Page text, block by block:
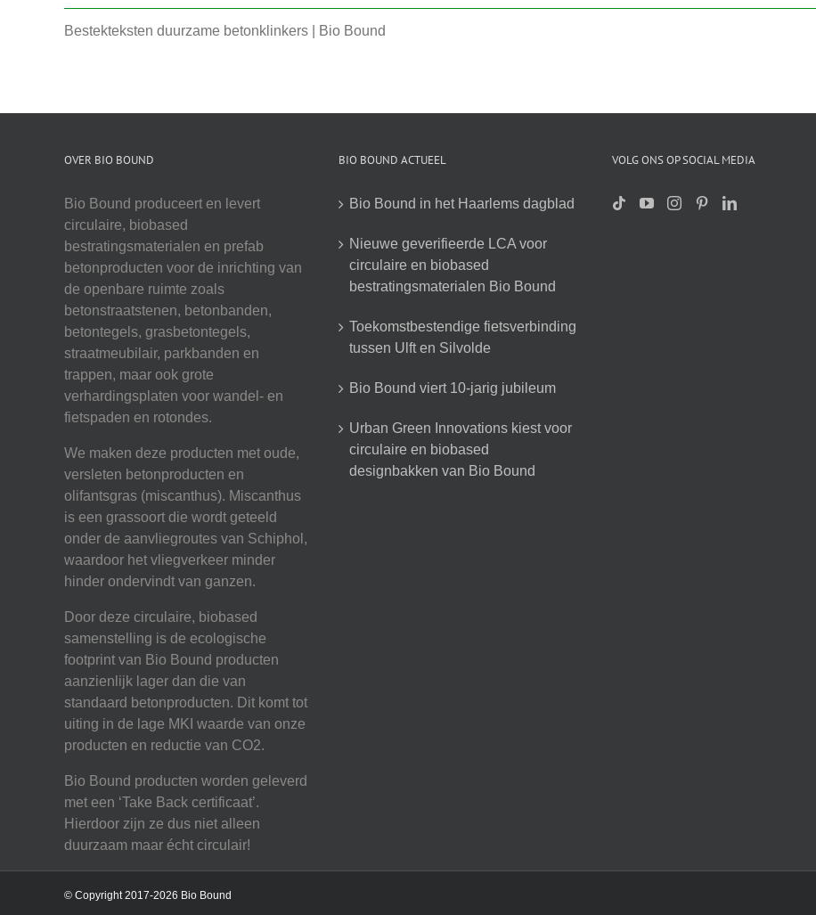
Bestekteksten duurzame betonklinkers | Bio Bound
OVER BIO BOUND
Bio Bound produceert en levert
circulaire, biobased
bestratingsmaterialen en prefab
betonproducten voor de inrichting van
de openbare ruimte zoals
betonstraatstenen, betonbanden,
betontegels, grasbetontegels,
straatmeubilair, parkbanden en
trappen, maar ook grote
verhardingsplaten voor wandel- en
fietspaden en rotondes.
We maken deze producten met oude,
versleten betonproducten en
olifantsgras (miscanthus). Miscanthus
is een grassoort die wordt geteeld
onder de aanvliegroutes van Schiphol,
waardoor het vliegverkeer minder
hinder ondervindt van ganzen.
Door deze circulaire, biobased
samenstelling is de ecologische
footprint van Bio Bound producten
aanzienlijk lager dan die van
standaard betonproducten. Dit komt tot
uiting in de lage MKI waarde van onze
producten en reductie van CO2.
Bio Bound producten worden geleverd
met een ‘Take Back certificaat’.
Hierdoor zijn ze dus niet alleen
duurzaam maar écht circulair!
BIO BOUND ACTUEEL
Bio Bound in het Haarlems dagblad
Nieuwe geverifieerde LCA voor
circulaire en biobased
bestratingsmaterialen Bio Bound
Toekomstbestendige fietsverbinding
tussen Ulft en Silvolde
Bio Bound viert 10-jarig jubileum
Urban Green Innovations kiest voor
circulaire en biobased
designbakken van Bio Bound
VOLG ONS OP SOCIAL MEDIA
© Copyright 2017-2026 Bio Bound